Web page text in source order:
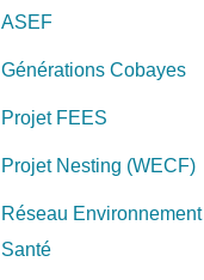
ASEF
Générations Cobayes
Projet FEES
Projet Nesting (WECF)
Réseau Environnement
Santé